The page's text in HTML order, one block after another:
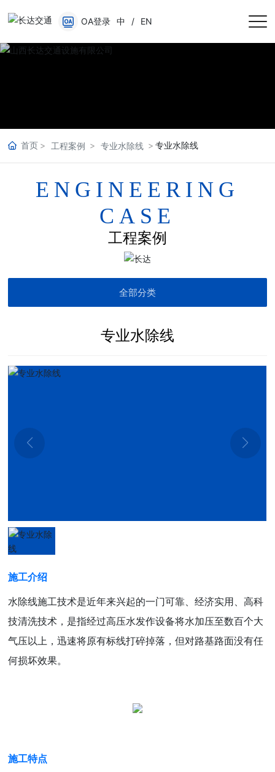
OA登录 中 / EN
首页 工程案例 专业水除线 专业水除线
ENGINEERING
CASE
工程案例
全部分类
专业水除线
施工介绍
水除线施工技术是近年来兴起的一门可靠、经济实用、高科
技清洗技术，是指经过高压水发作设备将水加压至数百个大
气压以上，迅速将原有标线打碎掉落，但对路基路面没有任
何损坏效果。
施工特点